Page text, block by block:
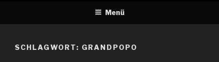
Menü
SCHLAGWORT: GRANDPOPO